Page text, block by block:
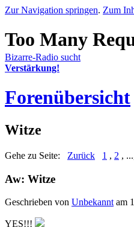
Zur Navigation springen. Zum
Bizarre-Radio sucht
Verstärkung!
Forenübersicht
Witze
Gehe zu Seite: Zurück 1 , 2 ,
Aw: Witze
Geschrieben von Unbekannt am
YES!!!